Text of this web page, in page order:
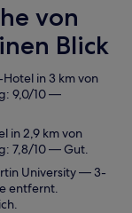
von
Blick
in 3 km von
9,0/10 —
in 2,9 km von
7,8/10 — Gut.
University— 3-
entfernt.